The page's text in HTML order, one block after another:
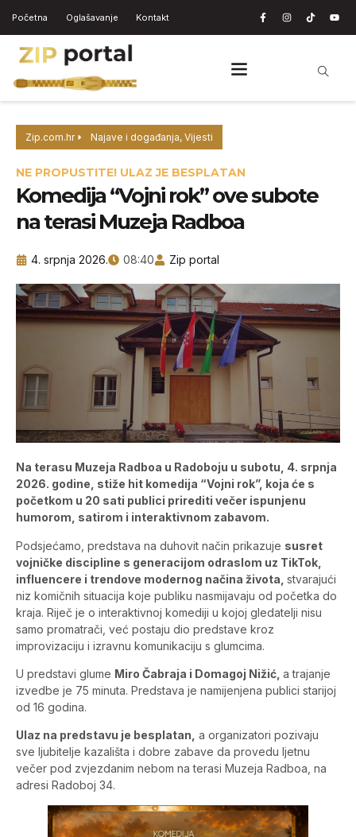
Početna Oglašavanje Kontakt
Zip.com.hr Najave i događanja, Vijesti
NE PROPUSTITE! ULAZ JE BESPLATAN
Komedija “Vojni rok” ove subote
na terasi Muzeja Radboa
4. srpnja 2026. 08:40 Zip portal
Na terasu Muzeja Radboa u Radoboju u subotu, 4. srpnja
2026. godine, stiže hit komedija “Vojni rok”, koja će s
početkom u 20 sati publici prirediti večer ispunjenu
humorom, satirom i interaktivnom zabavom.
Podsjećamo, predstava na duhovit način prikazuje susret
vojničke discipline s generacijom odraslom uz TikTok,
influencere i trendove modernog načina života, stvarajući
niz komičnih situacija koje publiku nasmijavaju od početka do
kraja. Riječ je o interaktivnoj komediji u kojoj gledatelji nisu
samo promatrači, već postaju dio predstave kroz
improvizaciju i izravnu komunikaciju s glumcima.
U predstavi glume Miro Čabraja i Domagoj Nižić, a trajanje
izvedbe je 75 minuta. Predstava je namijenjena publici starijoj
od 16 godina.
Ulaz na predstavu je besplatan, a organizatori pozivaju
sve ljubitelje kazališta i dobre zabave da provedu ljetnu
večer pod zvjezdanim nebom na terasi Muzeja Radboa, na
adresi Radoboj 34.